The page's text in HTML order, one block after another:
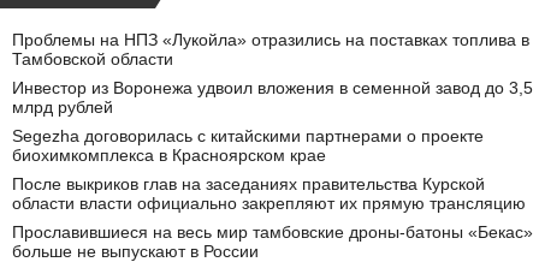
Проблемы на НПЗ «Лукойла» отразились на поставках топлива в
Тамбовской области
Инвестор из Воронежа удвоил вложения в семенной завод до 3,5
млрд рублей
Segezha договорилась с китайскими партнерами о проекте
биохимкомплекса в Красноярском крае
После выкриков глав на заседаниях правительства Курской
области власти официально закрепляют их прямую трансляцию
Прославившиеся на весь мир тамбовские дроны-батоны «Бекас»
больше не выпускают в России